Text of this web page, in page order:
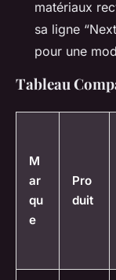
matériaux
sa ligne
pour une
Tableau
M
ar
qu
e
Pro
duit